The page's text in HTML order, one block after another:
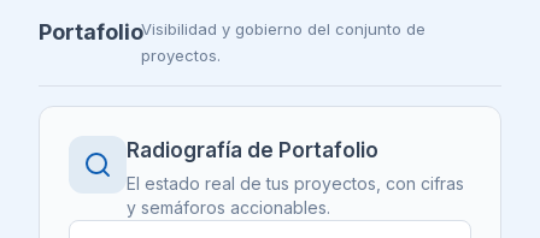
PortafolioVisibilidad y gobierno del conjunto de
proyectos.
Radiografía de Portafolio
El estado real de tus proyectos, con cifras
y semáforos accionables.